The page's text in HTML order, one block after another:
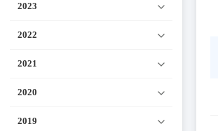
2023
2022
2021
2020
2019